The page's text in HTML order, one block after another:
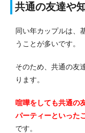
共通の友達や
同い年カップルは、
うことが多いです。
そのため、共通の友
ります。
喧嘩をしても共通の
パーティーといった
です。